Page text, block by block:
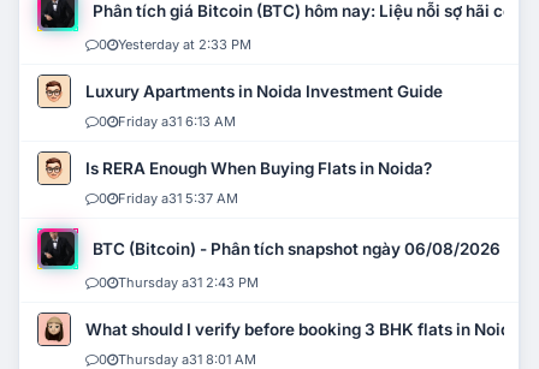
Phân tích giá Bitcoin (BTC) hôm nay: Liệu nỗi sợ hãi có
0 Yesterday at 2:33 PM
Luxury Apartments in Noida Investment Guide
0 Friday a31 6:13 AM
Is RERA Enough When Buying Flats in Noida?
0 Friday a31 5:37 AM
BTC (Bitcoin) - Phân tích snapshot ngày 06/08/2026
0 Thursday a31 2:43 PM
What should I verify before booking 3 BHK flats in Noida?
0 Thursday a31 8:01 AM